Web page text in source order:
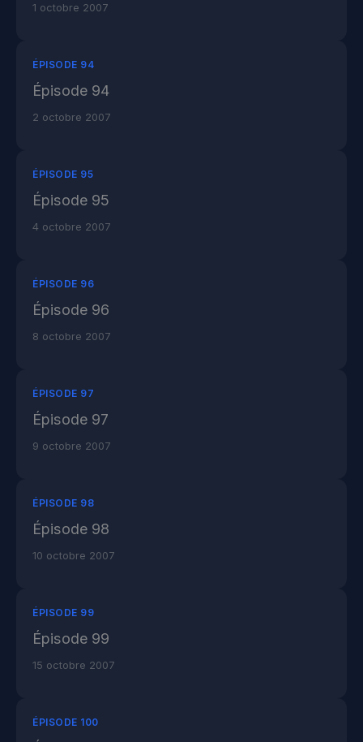
1 octobre 2007
ÉPISODE 94
Épisode 94
2 octobre 2007
ÉPISODE 95
Épisode 95
4 octobre 2007
ÉPISODE 96
Épisode 96
8 octobre 2007
ÉPISODE 97
Épisode 97
9 octobre 2007
ÉPISODE 98
Épisode 98
10 octobre 2007
ÉPISODE 99
Épisode 99
15 octobre 2007
ÉPISODE 100